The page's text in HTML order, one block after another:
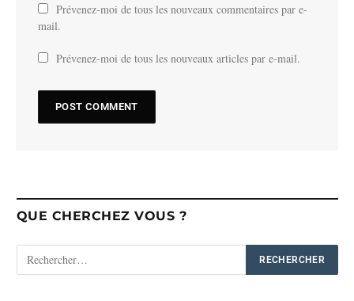
Prévenez-moi de tous les nouveaux commentaires par e-
mail.
Prévenez-moi de tous les nouveaux articles par e-mail.
QUE CHERCHEZ VOUS ?